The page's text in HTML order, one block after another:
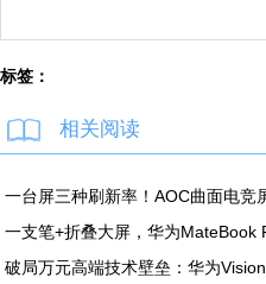
标签：
相关阅读